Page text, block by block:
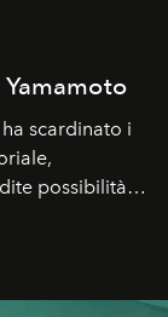
Yamamoto
scardinato i
possibilità